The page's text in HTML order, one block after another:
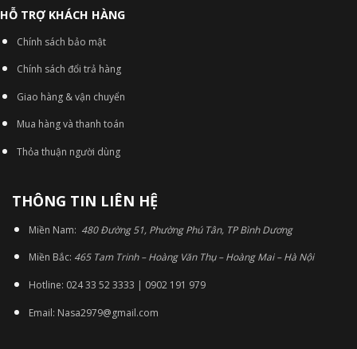
HỖ TRỢ KHÁCH HÀNG
Chính sách bảo mật
Chính sách đổi trả hàng
Giao hàng & vận chuyển
Mua hàng và thanh toán
Thỏa thuận người dùng
THÔNG TIN LIÊN HỆ
Miền Nam: 480 Đường 51, Phường Phú Tân, TP Bình Dương
Miền Bắc: 465 Tam Trinh – Hoàng Văn Thụ – Hoàng Mai – Hà Nội
Hotline: 024 33 52 3333 | 0902 191 979
Email: Nasa2979@gmail.com